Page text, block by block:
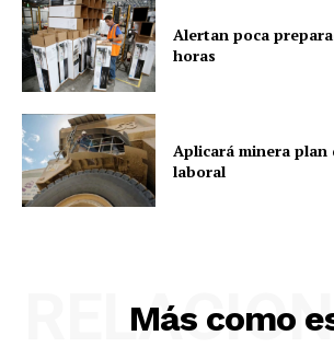
Alertan poca
horas
Aplicará minera plan
laboral
Más como